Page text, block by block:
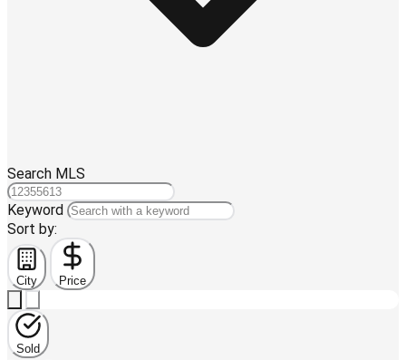
Search MLS
Keyword
Sort by:
City Price
Sold